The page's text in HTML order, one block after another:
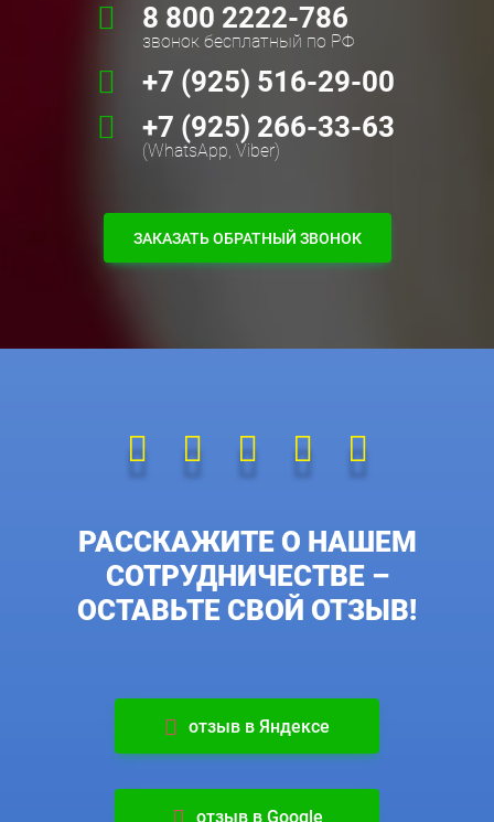
8 800 2222-786
звонок бесплатный по РФ
+7 (925) 516-29-00
+7 (925) 266-33-63
(WhatsApp, Viber)
ЗАКАЗАТЬ ОБРАТНЫЙ ЗВОНОК
РАССКАЖИТЕ О НАШЕМ
СОТРУДНИЧЕСТВЕ –
ОСТАВЬТЕ СВОЙ ОТЗЫВ!
отзыв в Яндексе
отзыв в Google